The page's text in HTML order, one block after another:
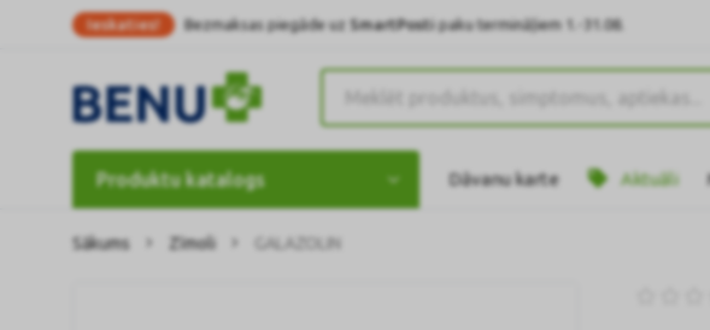
Ieskaties! Bezmaksas piegāde uz SmartPostipaku termināļiem 1.-31.08.
Produktu katalogs Dāvanu karte Aktuāli
Sākums Zīmoli GALAZOLIN